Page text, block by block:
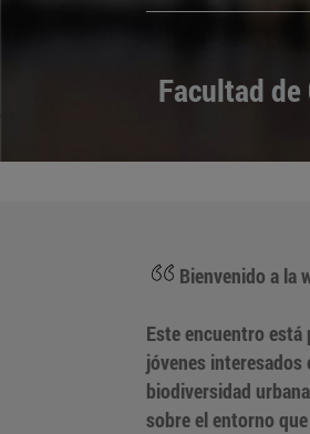
Facultad de
Bienvenido a la
Este encuentro
jóvenes interesados
biodiversidad
sobre el entorno